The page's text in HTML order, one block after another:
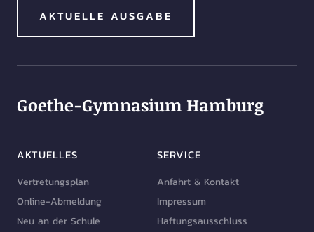
AKTUELLE AUSGABE
Goethe-Gymnasium Hamburg
AKTUELLES
Vertretungsplan
Online-Abmeldung
Neu an der Schule
SERVICE
Anfahrt & Kontakt
Impressum
Haftungsausschluss